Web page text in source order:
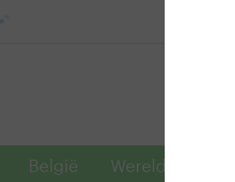
België Wereldwijd